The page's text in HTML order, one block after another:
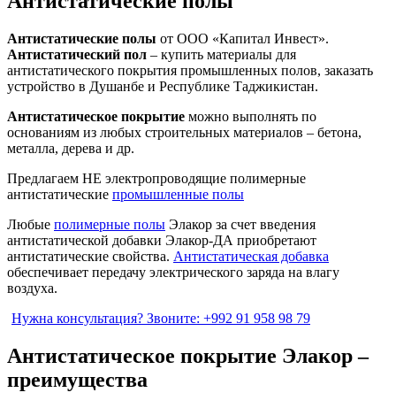
Антистатические полы от ООО «Капитал Инвест».
Антистатический пол – купить материалы для
антистатического покрытия промышленных полов, заказать
устройство в Душанбе и Республике Таджикистан.
Антистатическое покрытие можно выполнять по
основаниям из любых строительных материалов – бетона,
металла, дерева и др.
Предлагаем НЕ электропроводящие полимерные
антистатические промышленные полы
Любые полимерные полы Элакор за счет введения
антистатической добавки Элакор-ДА приобретают
антистатические свойства. Антистатическая добавка
обеспечивает передачу электрического заряда на влагу
воздуха.
Нужна консультация? Звоните: +992 91 958 98 79
Антистатическое покрытие Элакор –
преимущества